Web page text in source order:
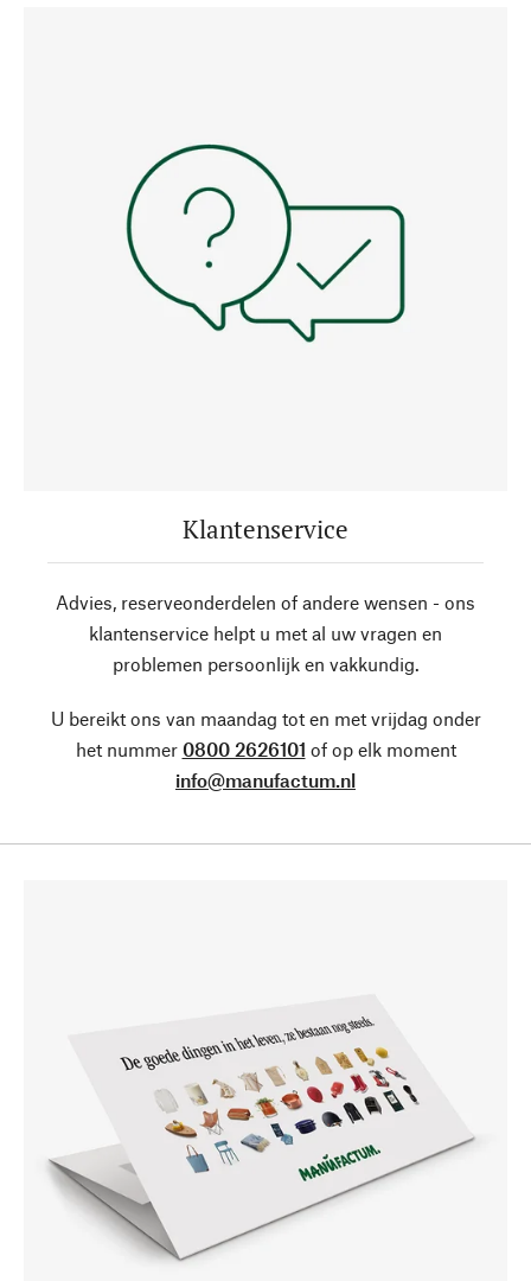
Klantenservice
Advies, reserveonderdelen of andere wensen - ons
klantenservice helpt u met al uw vragen en
problemen persoonlijk en vakkundig.
U bereikt ons van maandag tot en met vrijdag onder
het nummer 0800 2626101 of op elk moment
info@manufactum.nl